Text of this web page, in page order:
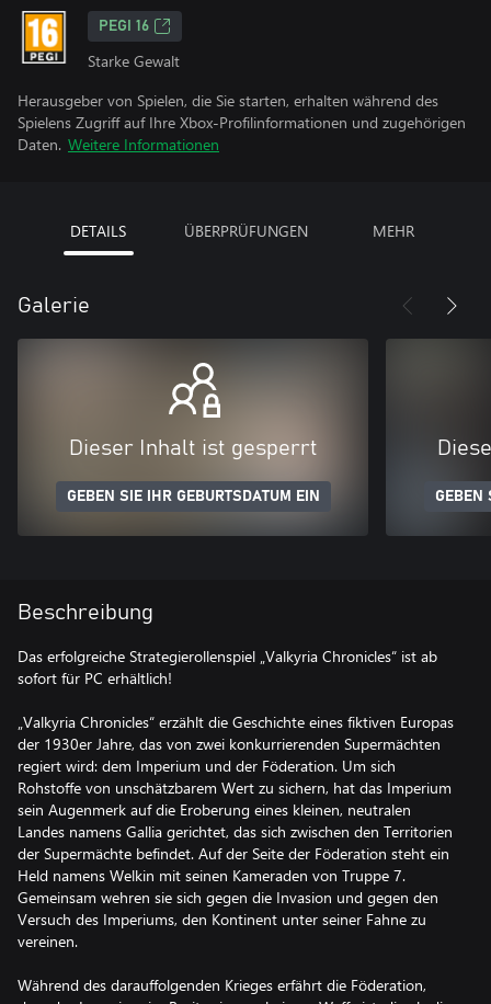
PEGI 16
Starke Gewalt
Herausgeber von Spielen, die Sie starten, erhalten während des
Spielens Zugriff auf Ihre Xbox-Profilinformationen und zugehörigen
Daten. Weitere Informationen
DETAILS ÜBERPRÜFUNGEN MEHR
Galerie
Dieser Inhalt ist gesperrt
GEBEN SIE IHR GEBURTSDATUM EIN GEBEN
Beschreibung
Das erfolgreiche Strategierollenspiel „Valkyria Chronicles“ ist ab
sofort für PC erhältlich!
„Valkyria Chronicles“ erzählt die Geschichte eines fiktiven Europas
der 1930er Jahre, das von zwei konkurrierenden Supermächten
regiert wird: dem Imperium und der Föderation. Um sich
Rohstoffe von unschätzbarem Wert zu sichern, hat das Imperium
sein Augenmerk auf die Eroberung eines kleinen, neutralen
Landes namens Gallia gerichtet, das sich zwischen den Territorien
der Supermächte befindet. Auf der Seite der Föderation steht ein
Held namens Welkin mit seinen Kameraden von Truppe 7.
Gemeinsam wehren sie sich gegen die Invasion und gegen den
Versuch des Imperiums, den Kontinent unter seiner Fahne zu
vereinen.
Während des darauffolgenden Krieges erfährt die Föderation,